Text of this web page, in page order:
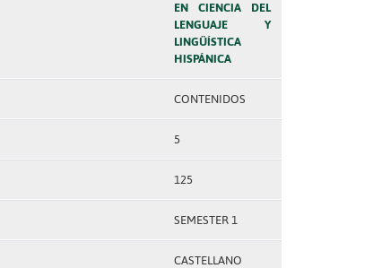
EN CIENCIA DEL
LENGUAJE Y
LINGÜÍSTICA
HISPÁNICA
CONTENIDOS
5
125
SEMESTER 1
CASTELLANO